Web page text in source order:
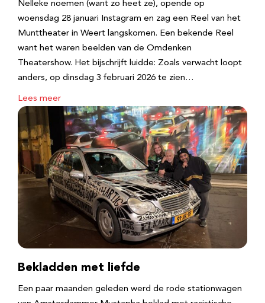
Nelleke noemen (want zo heet ze), opende op
woensdag 28 januari Instagram en zag een Reel van het
Munttheater in Weert langskomen. Een bekende Reel
want het waren beelden van de Omdenken
Theatershow. Het bijschrijft luidde: Zoals verwacht loopt
anders, op dinsdag 3 februari 2026 te zien…
Lees meer
Bekladden met liefde
Een paar maanden geleden werd de rode stationwagen